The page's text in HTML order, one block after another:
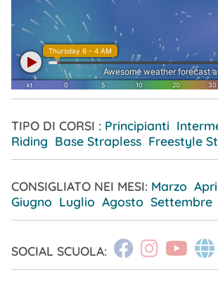
TIPO DI CORSI : Principianti
Riding Base Strapless Freestyle
CONSIGLIATO NEI MESI: Marzo
Giugno Luglio Agosto Settembre
SOCIAL SCUOLA: